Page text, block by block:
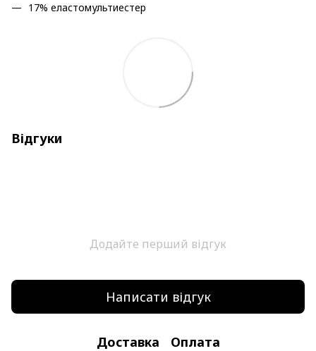
17% еластомультиестер
Відгуки
Додайте перший відгук
Написати відгук
Доставка Оплата